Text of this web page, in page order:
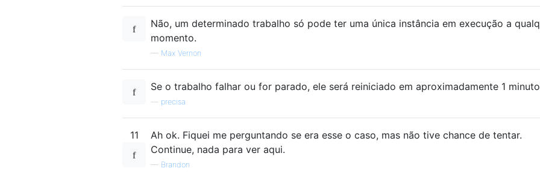
Não, um determinado trabalho só pode ter uma única instância em execução a
momento.
— Max Vernon
Se o trabalho falhar ou for parado, ele será reiniciado em aproximadamente 1
precisa
11
Ah ok. Fiquei me perguntando se era esse o caso, mas não tive chance de tentar.
Continue, nada para ver aqui.
— Brandon